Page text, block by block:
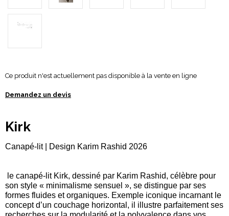
Ce produit n'est actuellement pas disponible à la vente en ligne
Demandez un devis
Kirk
Canapé-lit | Design Karim Rashid 2026
le canapé-lit Kirk, dessiné par Karim Rashid, célèbre pour
son style « minimalisme sensuel », se distingue par ses
formes fluides et organiques. Exemple iconique incarnant le
concept d’un couchage horizontal, il illustre parfaitement ses